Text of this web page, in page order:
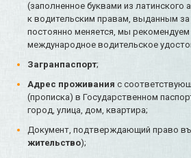
(заполненное буквами из
к водительским правам, выданным
постоянно меняется, мы рекомендуем
международное водительское
Загранпаспорт;
Адрес проживания с
(прописка) в Государственном
город, улица, дом, квартира;
Документ, подтверждающий право
жительство);